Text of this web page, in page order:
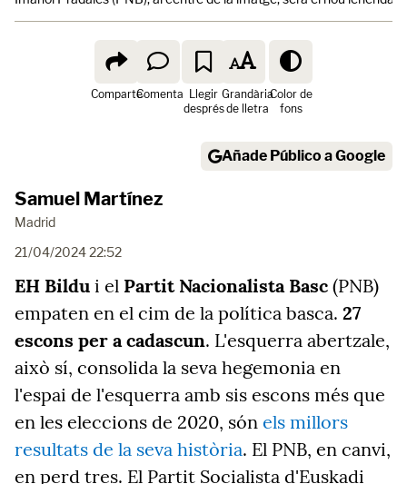
ComparteComenta Llegir
després
Grandària
de lletra
Color de
fons
Añade Público a Google
Samuel Martínez
Madrid
21/04/2024 22:52
EH Bildu i el Partit Nacionalista Basc (PNB)
empaten en el cim de la política basca. 27
escons per a cadascun. L'esquerra abertzale,
això sí, consolida la seva hegemonia en
l'espai de l'esquerra amb sis escons més que
en les eleccions de 2020, són els millors
resultats de la seva història. El PNB, en canvi,
en perd tres. El Partit Socialista d'Euskadi